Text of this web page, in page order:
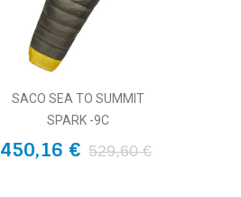
SACO SEA TO SUMMIT
SPARK -9C
450,16 € 529,60 €